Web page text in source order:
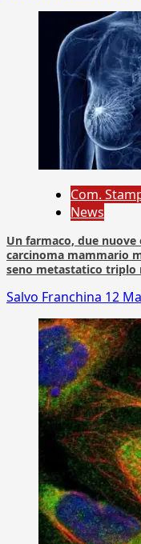
Com.
News
Un farmaco, due
carcinoma mammario
seno metastatico triplo
Salvo Franchina 12